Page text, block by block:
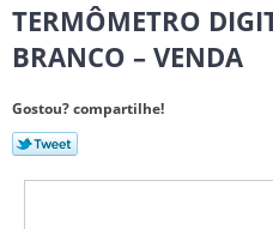
TERMÔMETRO
BRANCO – VENDA
Gostou? compartilhe!